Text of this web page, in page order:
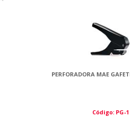
PERFORADORA MAE
Código: PG-1